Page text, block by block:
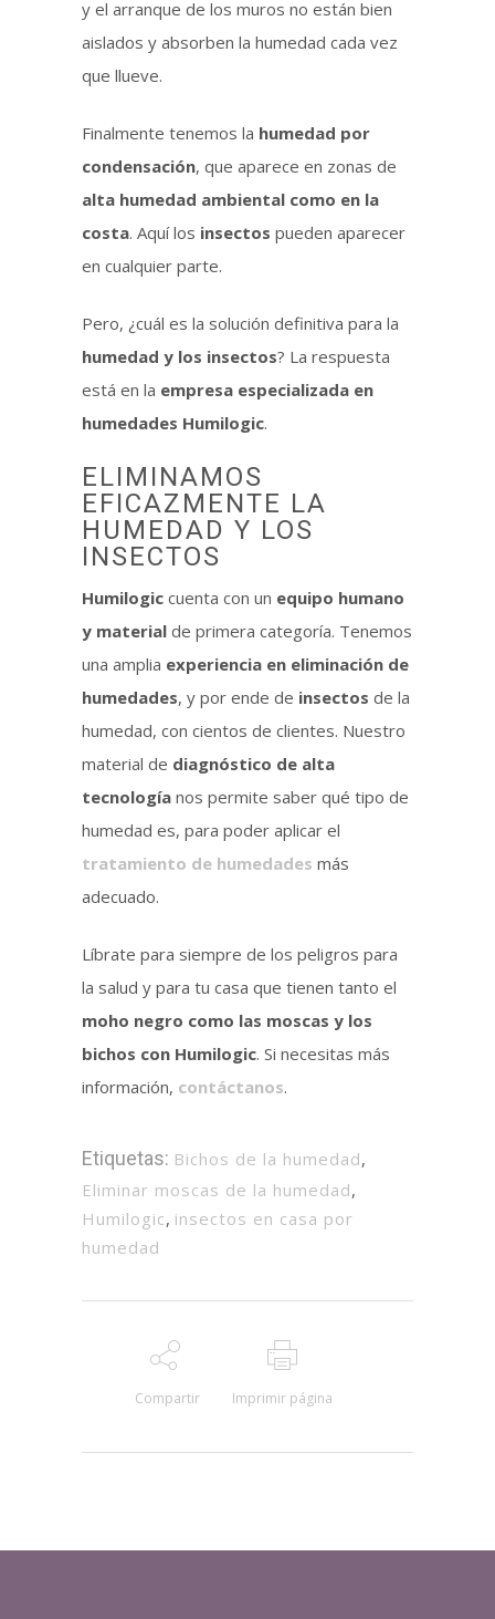
y el arranque de los muros no están bien
aislados y absorben la humedad cada vez
que llueve.
Finalmente tenemos la humedad por
condensación, que aparece en zonas de
alta humedad ambiental como en la
costa. Aquí los insectos pueden aparecer
en cualquier parte.
Pero, ¿cuál es la solución definitiva para la
humedad y los insectos? La respuesta
está en la empresa especializada en
humedades Humilogic.
ELIMINAMOS
EFICAZMENTE LA
HUMEDAD Y LOS
INSECTOS
Humilogic cuenta con un equipo humano
y material de primera categoría. Tenemos
una amplia experiencia en eliminación de
humedades, y por ende de insectos de la
humedad, con cientos de clientes. Nuestro
material de diagnóstico de alta
tecnología nos permite saber qué tipo de
humedad es, para poder aplicar el
tratamiento de humedades más
adecuado.
Líbrate para siempre de los peligros para
la salud y para tu casa que tienen tanto el
moho negro como las moscas y los
bichos con Humilogic. Si necesitas más
información, contáctanos.
Etiquetas: Bichos de la humedad,
Eliminar moscas de la humedad,
Humilogic, insectos en casa por
humedad
Compartir Imprimir página